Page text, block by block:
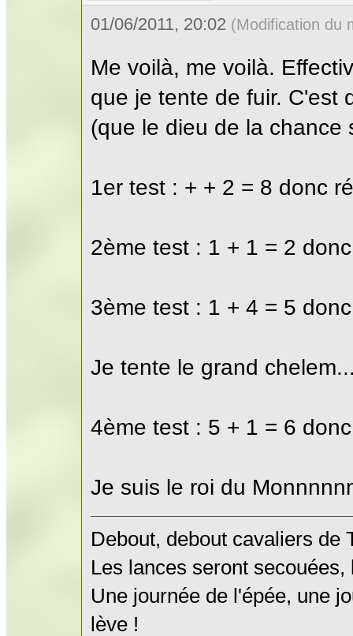
01/06/2011, 20:02 (Modification du
Me voilà, me voilà.
que je tente de fuir. C'est
(que le dieu de la chance
1er test : + + 2 = 8 donc
2ème test : 1 + 1 = 2
3ème test : 1 + 4 = 5
Je tente le grand
4ème test : 5 + 1 = 6
Je suis le roi du
Debout, debout cavaliers de
Les lances seront
Une journée de l'épée, une
lève !